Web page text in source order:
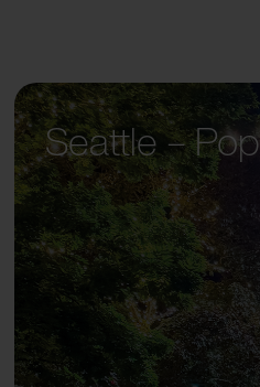
Seattle –